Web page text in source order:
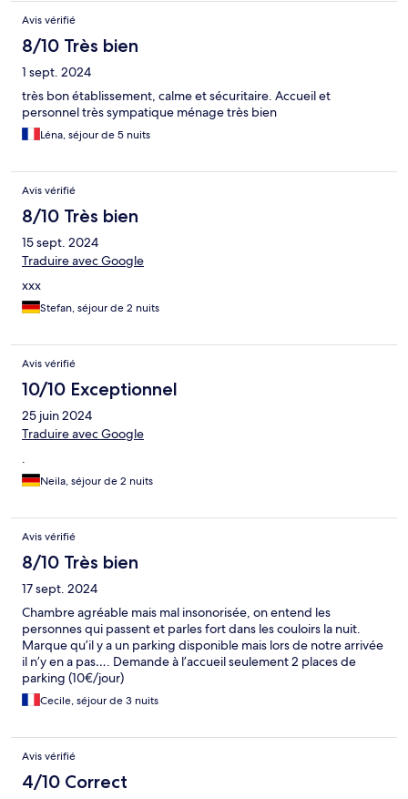
Avis vérifié
8/10 Très bien
1 sept. 2024
très bon établissement, calme et sécuritaire. Accueil et
personnel très sympatique ménage très bien
Léna, séjour de 5 nuits
Avis vérifié
8/10 Très bien
15 sept. 2024
Traduire avec Google
xxx
Stefan, séjour de 2 nuits
Avis vérifié
10/10 Exceptionnel
25 juin 2024
Traduire avec Google
.
Neila, séjour de 2 nuits
Avis vérifié
8/10 Très bien
17 sept. 2024
Chambre agréable mais mal insonorisée, on entend les
personnes qui passent et parles fort dans les couloirs la nuit.
Marque qu’il y a un parking disponible mais lors de notre arrivée
il n’y en a pas…. Demande à l’accueil seulement 2 places de
parking (10€/jour)
Cecile, séjour de 3 nuits
Avis vérifié
4/10 Correct